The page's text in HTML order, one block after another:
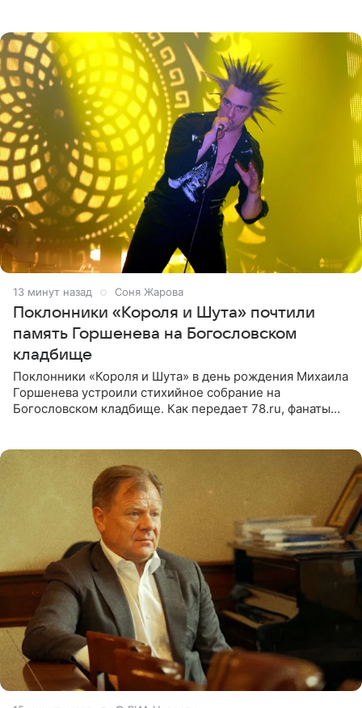
13 минут назад Соня Жарова
Поклонники «Короля и Шута» почтили
память Горшенева на Богословском
кладбище
Поклонники «Короля и Шута» в день рождения Михаила
Горшенева устроили стихийное собрание на
Богословском кладбище. Как передает 78.ru, фанаты